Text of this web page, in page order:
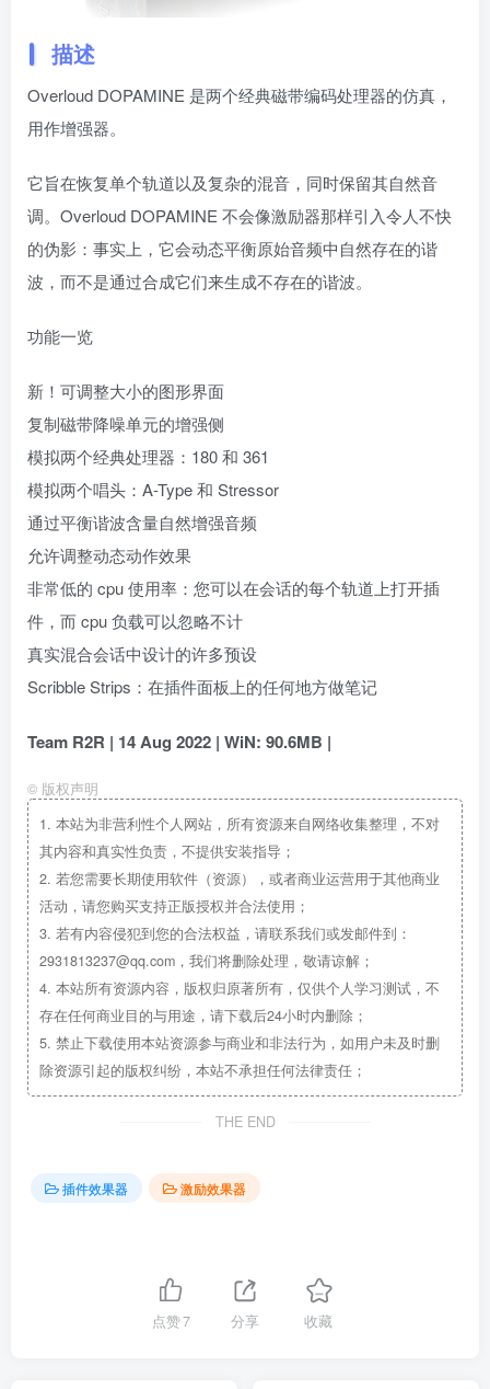
描述
Overloud DOPAMINE 是两个经典磁带编码处理器的仿真，
用作增强器。
它旨在恢复单个轨道以及复杂的混音，同时保留其自然音
调。Overloud DOPAMINE 不会像激励器那样引入令人不快
的伪影：事实上，它会动态平衡原始音频中自然存在的谐
波，而不是通过合成它们来生成不存在的谐波。
功能一览
新！可调整大小的图形界面
复制磁带降噪单元的增强侧
模拟两个经典处理器：180 和 361
模拟两个唱头：A-Type 和 Stressor
通过平衡谐波含量自然增强音频
允许调整动态动作效果
非常低的 cpu 使用率：您可以在会话的每个轨道上打开插
件，而 cpu 负载可以忽略不计
真实混合会话中设计的许多预设
Scribble Strips：在插件面板上的任何地方做笔记
Team R2R | 14 Aug 2022 | WiN: 90.6MB |
© 版权声明
1. 本站为非营利性个人网站，所有资源来自网络收集整理，不对
其内容和真实性负责，不提供安装指导；
2. 若您需要长期使用软件（资源），或者商业运营用于其他商业
活动，请您购买支持正版授权并合法使用；
3. 若有内容侵犯到您的合法权益，请联系我们或发邮件到：
2931813237@qq.com，我们将删除处理，敬请谅解；
4. 本站所有资源内容，版权归原著所有，仅供个人学习测试，不
存在任何商业目的与用途，请下载后24小时内删除；
5. 禁止下载使用本站资源参与商业和非法行为，如用户未及时删
除资源引起的版权纠纷，本站不承担任何法律责任；
THE END
插件效果器 激励效果器
点赞7 分享 收藏